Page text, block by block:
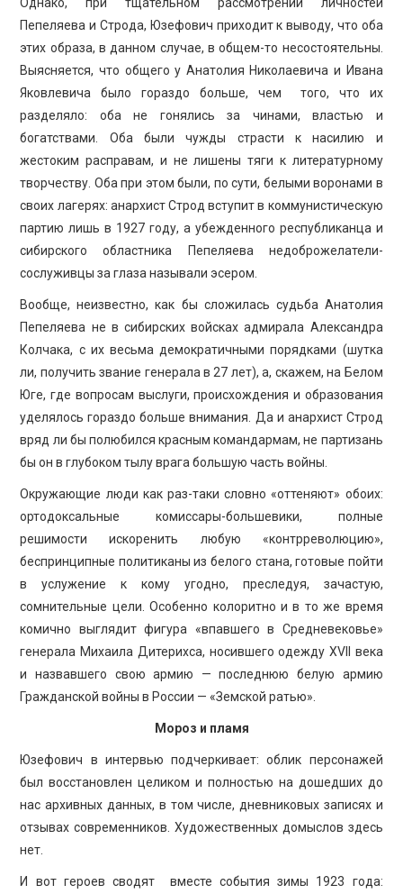
Пепеляева и Строда, Юзефович приходит к выводу, что оба
этих образа, в данном случае, в общем-то несостоятельны.
Выясняется, что общего у Анатолия Николаевича и Ивана
Яковлевича было гораздо больше, чем того, что их
разделяло: оба не гонялись за чинами, властью и
богатствами. Оба были чужды страсти к насилию и
жестоким расправам, и не лишены тяги к литературному
творчеству. Оба при этом были, по сути, белыми воронами в
своих лагерях: анархист Строд вступит в коммунистическую
партию лишь в 1927 году, а убежденного республиканца и
сибирского областника Пепеляева недоброжелатели-
сослуживцы за глаза называли эсером.
Вообще, неизвестно, как бы сложилась судьба Анатолия
Пепеляева не в сибирских войсках адмирала Александра
Колчака, с их весьма демократичными порядками (шутка
ли, получить звание генерала в 27 лет), а, скажем, на Белом
Юге, где вопросам выслуги, происхождения и образования
уделялось гораздо больше внимания. Да и анархист Строд
вряд ли бы полюбился красным командармам, не партизань
бы он в глубоком тылу врага большую часть войны.
Окружающие люди как раз-таки словно «оттеняют» обоих:
ортодоксальные комиссары-большевики, полные
решимости искоренить любую «контрреволюцию»,
беспринципные политиканы из белого стана, готовые пойти
в услужение к кому угодно, преследуя, зачастую,
сомнительные цели. Особенно колоритно и в то же время
комично выглядит фигура «впавшего в Средневековье»
генерала Михаила Дитерихса, носившего одежду XVII века
и назвавшего свою армию — последнюю белую армию
Гражданской войны в России — «Земской ратью».
Мороз и пламя
Юзефович в интервью подчеркивает: облик персонажей
был восстановлен целиком и полностью на дошедших до
нас архивных данных, в том числе, дневниковых записях и
отзывах современников. Художественных домыслов здесь
нет.
И вот героев сводят вместе события зимы 1923 года: